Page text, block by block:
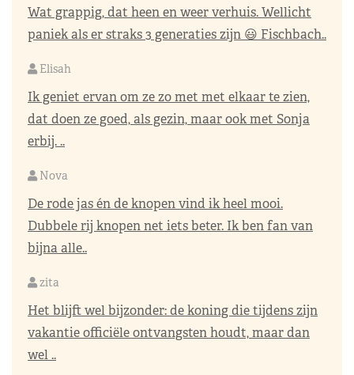
Wat grappig, dat heen en weer verhuis. Wellicht
paniek als er straks 3 generaties zijn 😃 Fischbach..
Elisah
Ik geniet ervan om ze zo met met elkaar te zien,
dat doen ze goed, als gezin, maar ook met Sonja
erbij. ..
Nova
De rode jas én de knopen vind ik heel mooi.
Dubbele rij knopen net iets beter. Ik ben fan van
bijna alle..
zita
Het blijft wel bijzonder: de koning die tijdens zijn
vakantie officiële ontvangsten houdt, maar dan
wel ..